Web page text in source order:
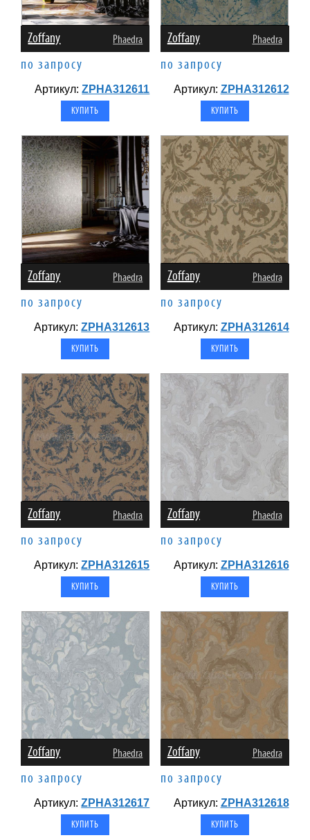
Zoffany Phaedra
по запросу
Артикул:ZPHA312611
Zoffany Phaedra
по запросу
Артикул: ZPHA312612
Zoffany Phaedra
по запросу
Артикул:ZPHA312613
Zoffany Phaedra
по запросу
Артикул: ZPHA312614
Zoffany Phaedra
по запросу
Артикул:ZPHA312615
Zoffany Phaedra
по запросу
Артикул: ZPHA312616
Zoffany Phaedra
по запросу
Артикул:ZPHA312617
Zoffany Phaedra
по запросу
Артикул: ZPHA312618